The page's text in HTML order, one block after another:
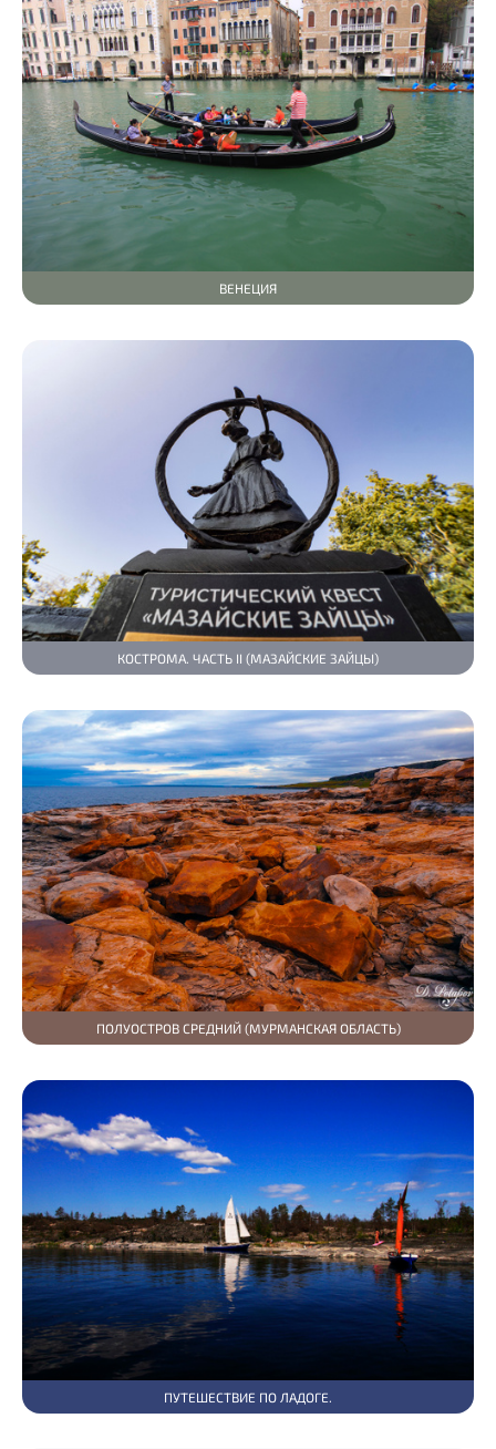
ВЕНЕЦИЯ
КОСТРОМА. ЧАСТЬ II (МАЗАЙСКИЕ ЗАЙЦЫ)
ПОЛУОСТРОВ СРЕДНИЙ (МУРМАНСКАЯ ОБЛАСТЬ)
ПУТЕШЕСТВИЕ ПО ЛАДОГЕ.